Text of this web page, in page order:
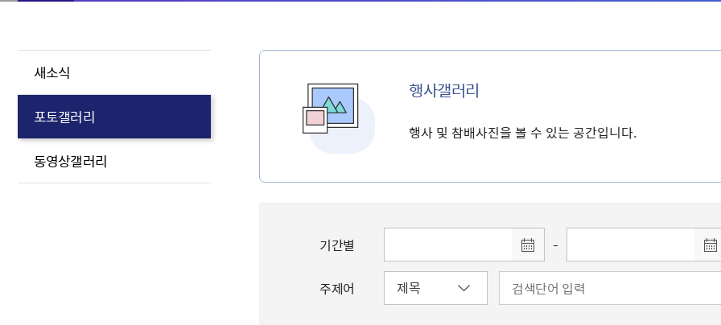
새소식
포토갤러리
동영상갤러리
행사갤러리
행사 및 참배사진을 볼 수 있는 공간입니다.
기간별 -
주제어